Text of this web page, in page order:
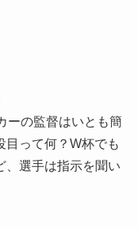
ーの監督はいとも簡
目って何？W杯でも
、選手は指示を聞い